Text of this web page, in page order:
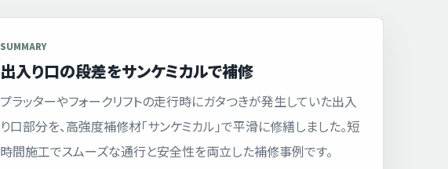
SUMMARY
出入り口の段差をサンケミカルで補修
プラッターやフォークリフトの走行時にガタつきが発生していた出入
り口部分を、高強度補修材「サンケミカル」で平滑に修繕しました。短
時間施工でスムーズな通行と安全性を両立した補修事例です。